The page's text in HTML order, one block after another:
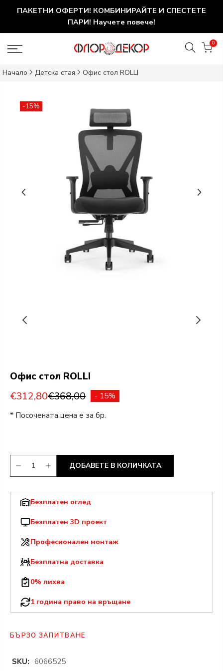
ПАКЕТНИ ОФЕРТИ! КОМБИНИРАЙТЕ И СПЕСТЕТЕ
ПАРИ! Научете повече!
0
Начало Детска стая Офис стол ROLLI
-15%
Офис стол ROLLI
€312,80€368,00
- 15%
* Посочената цена е за бр.
ДОБАВЕТЕ В КОЛИЧКАТА
Безплатен оглед
Безплатен 3D проект
Професионален монтаж
Безплатна доставка
0% лихва
1 година право на връщане
БЪРЗО ЗАПИТВАНЕ
SKU: 6066525